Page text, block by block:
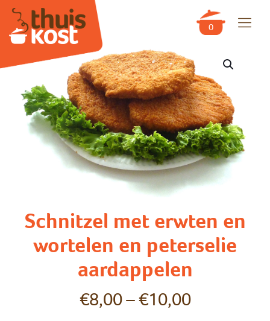
0
Schnitzel met erwten en
wortelen en peterselie
aardappelen
€8,00–€10,00